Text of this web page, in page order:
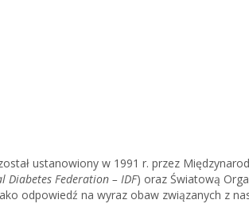
ustanowiony w 1991 r. przez
Diabetes Federation – IDF) oraz Światową
odpowiedź na wyraz obaw związanych z